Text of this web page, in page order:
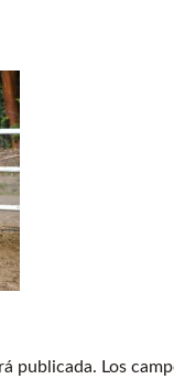
publicada. Los